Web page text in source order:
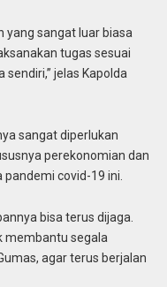
yang sangat luar biasa
tugas sesuai
jelas Kapolda
sangat diperlukan
perekonomian dan
covid-19 ini.
bisa terus dijaga.
membantu segala
agar terus berjalan